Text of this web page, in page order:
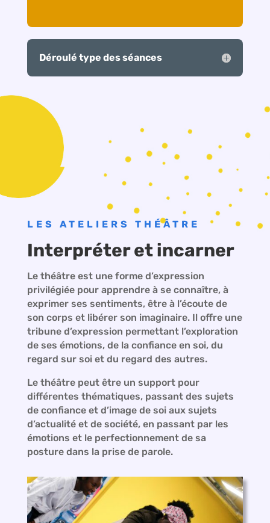
Déroulé type des séances
LES ATELIERS THÉÂTRE
Interpréter et incarner
Le théâtre est une forme d’expression
privilégiée pour apprendre à se connaître, à
exprimer ses sentiments, être à l’écoute de
son corps et libérer son imaginaire. Il offre une
tribune d’expression permettant l’exploration
de ses émotions, de la confiance en soi, du
regard sur soi et du regard des autres.
Le théâtre peut être un support pour
différentes thématiques, passant des sujets
de confiance et d’image de soi aux sujets
d’actualité et de société, en passant par les
émotions et le perfectionnement de sa
posture dans la prise de parole.